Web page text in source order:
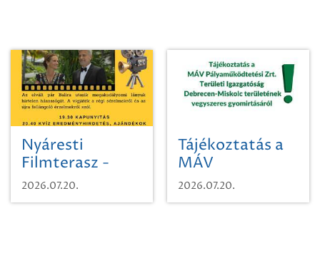
Nyáresti
Filmterasz -
Beugró a
Paradicsomba
2026.07.20.
Tájékoztatás a
MÁV
Pályaműködtetési
Zrt. Területi
2026.07.20.